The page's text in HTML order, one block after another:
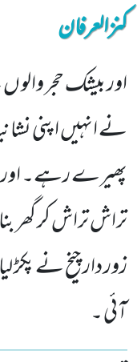
کنزالعرفان
اور بیشک حجر والو
نے انہیں اپنی
پھیرے رہے۔ اور
تراش تراش کر گھر
زور دار چیخ نے پکڑ
آئی ۔